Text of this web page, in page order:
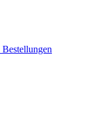
Bestellungen